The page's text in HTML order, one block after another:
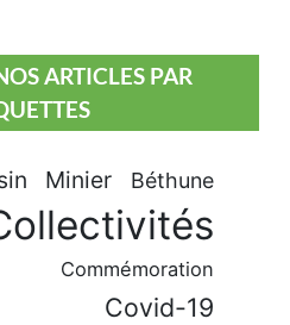
ARTICLES PAR
Minier Béthune
Commémoration
Covid-19